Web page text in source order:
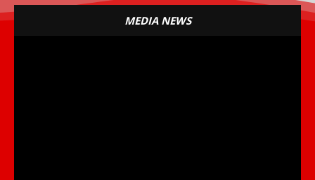
MEDIA NEWS